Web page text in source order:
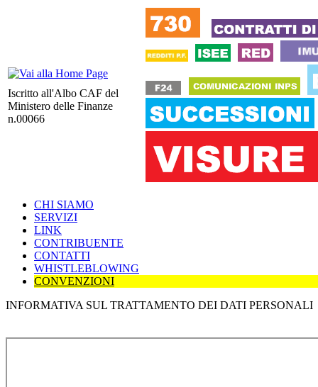
Iscritto all'Albo CAF del
Ministero delle Finanze
n.00066
CHI SIAMO
SERVIZI
LINK
CONTRIBUENTE
CONTATTI
WHISTLEBLOWING
CONVENZIONI
INFORMATIVA SUL TRATTAMENTO DEI DATI PERSONALI